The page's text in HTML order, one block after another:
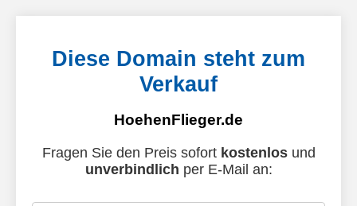
Diese Domain steht zum
Verkauf
HoehenFlieger.de
Fragen Sie den Preis sofort kostenlosund
unverbindlich per E-Mail an: